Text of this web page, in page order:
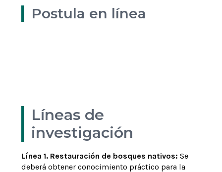
Postula en línea
Bases del concurso
Líneas de
investigación
Línea 1. Restauración de bosques nativos: Se
deberá obtener conocimiento práctico para la